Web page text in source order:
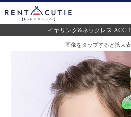
イヤリング&ネックレス
画像をタップすると拡大